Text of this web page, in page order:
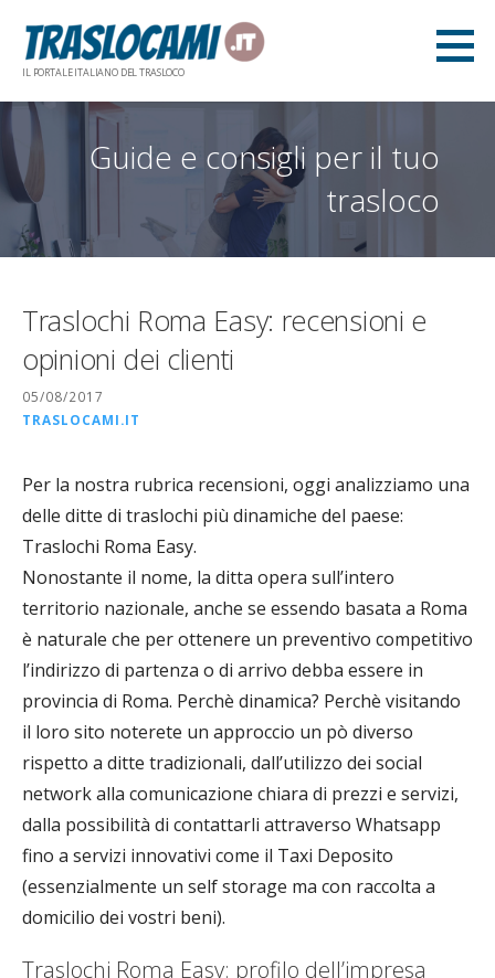
content
IL PORTALE ITALIANO DEL TRASLOCO
Guide e consigli per il tuo
trasloco
Traslochi Roma Easy: recensioni e
opinioni dei clienti
05/08/2017
TRASLOCAMI.IT
Per la nostra rubrica recensioni, oggi analizziamo una
delle ditte di traslochi più dinamiche del paese:
Traslochi Roma Easy.
Nonostante il nome, la ditta opera sull’intero
territorio nazionale, anche se essendo basata a Roma
è naturale che per ottenere un preventivo competitivo
l’indirizzo di partenza o di arrivo debba essere in
provincia di Roma. Perchè dinamica? Perchè visitando
il loro sito noterete un approccio un pò diverso
rispetto a ditte tradizionali, dall’utilizzo dei social
network alla comunicazione chiara di prezzi e servizi,
dalla possibilità di contattarli attraverso Whatsapp
fino a servizi innovativi come il Taxi Deposito
(essenzialmente un self storage ma con raccolta a
domicilio dei vostri beni).
Traslochi Roma Easy: profilo dell’impresa